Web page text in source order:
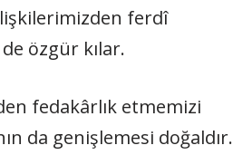
ferdî
özgür kılar.
fedakârlık etmemizi
da genişlemesi doğaldır.